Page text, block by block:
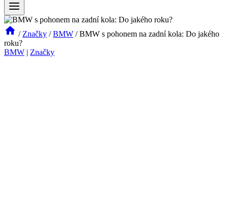
/ Značky / BMW / BMW s pohonem na zadní kola: Do jakého
roku?
BMW | Značky